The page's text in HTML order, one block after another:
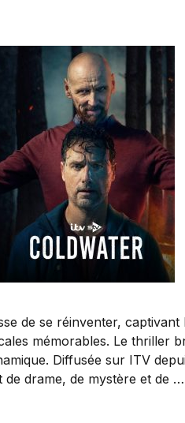
de se réinventer,
mémorables. Le thriller
Diffusée sur ITV
drame, de mystère et de …